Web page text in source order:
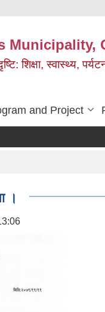
Municipality,
शिक्षा, स्वास्थ्य,
and Project
।